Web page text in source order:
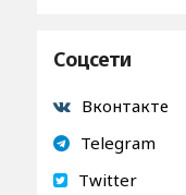
Соцсети
Вконтакте
Telegram
Twitter